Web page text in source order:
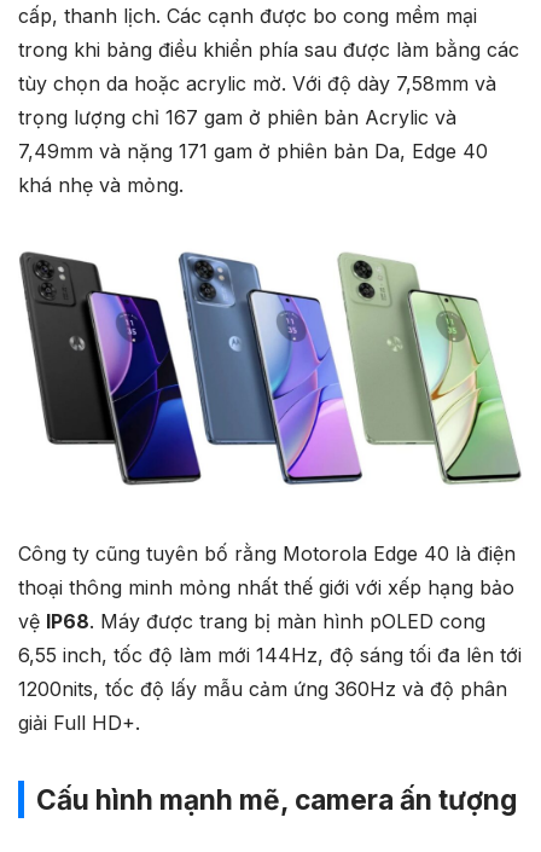
cấp, thanh lịch. Các cạnh được bo cong mềm mại
trong khi bảng điều khiển phía sau được làm bằng các
tùy chọn da hoặc acrylic mờ. Với độ dày 7,58mm và
trọng lượng chỉ 167 gam ở phiên bản Acrylic và
7,49mm và nặng 171 gam ở phiên bản Da, Edge 40
khá nhẹ và mỏng.
Công ty cũng tuyên bố rằng Motorola Edge 40 là điện
thoại thông minh mỏng nhất thế giới với xếp hạng bảo
vệ IP68. Máy được trang bị màn hình pOLED cong
6,55 inch, tốc độ làm mới 144Hz, độ sáng tối đa lên tới
1200nits, tốc độ lấy mẫu cảm ứng 360Hz và độ phân
giải Full HD+.
Cấu hình mạnh mẽ, camera ấn tượng